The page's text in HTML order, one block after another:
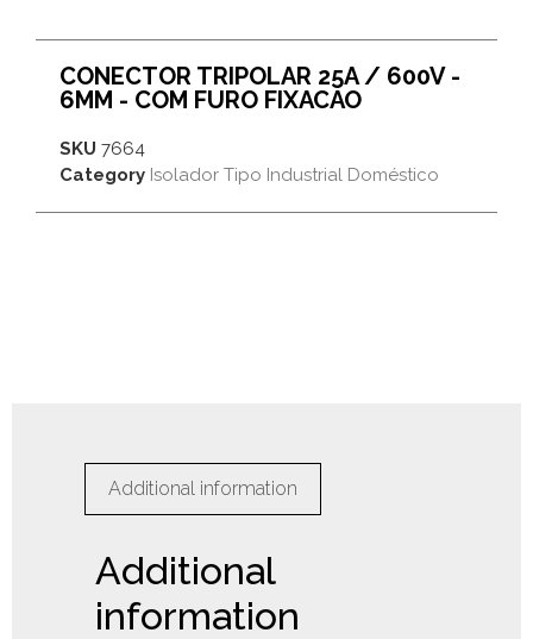
CONECTOR TRIPOLAR 25A / 600V -
6MM - COM FURO FIXACAO
SKU 7664
Category Isolador Tipo Industrial Doméstico
Additional information
Additional
information